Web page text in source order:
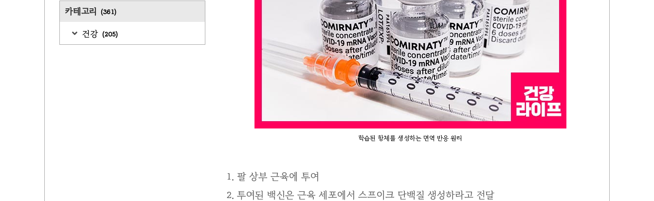
카테고리 (361)
건강 (205)
학습된 항체를 생성하는 면역 반응 원리
팔 상부 근육에 투여
투여된 백신은 근육 세포에서 스프이크 단백질 생성하라고 전달